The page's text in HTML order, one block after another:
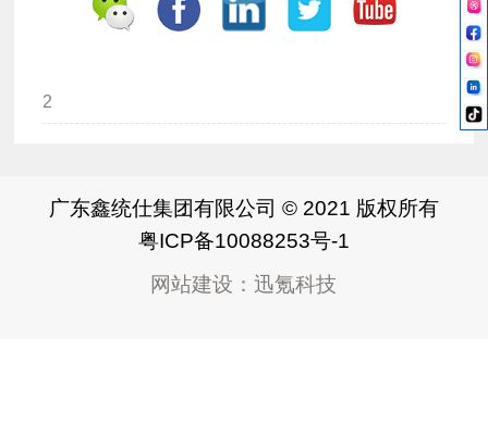
2
广东鑫统仕集团有限公司 © 2021 版权所有
粤ICP备10088253号-1
网站建设 ：迅氪科技